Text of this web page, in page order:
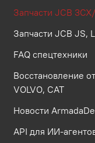
Запчасти JCB
Запчасти JCB JS,
FAQ спецтехники
Восстановление
VOLVO, CAT
Новости
API для ИИ-